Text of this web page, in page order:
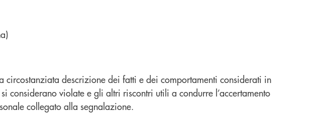
circostanziata descrizione dei fatti e dei comportamenti considerati in
considerano violate e gli altri riscontri utili a condurre l’accertamento
collegato alla segnalazione.